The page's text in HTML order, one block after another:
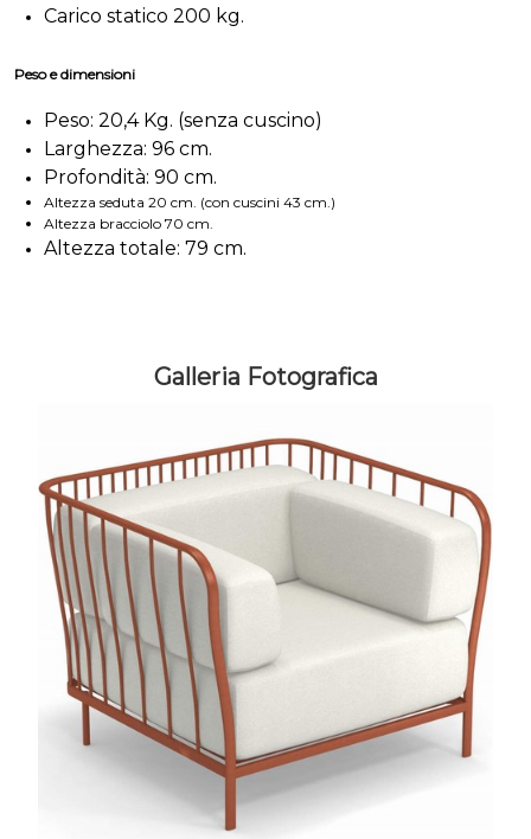
Carico statico 200 kg.
Peso e dimensioni
Peso: 20,4 Kg. (senza cuscino)
Larghezza: 96 cm.
Profondità: 90 cm.
Altezza seduta 20 cm. (con cuscini 43 cm.)
Altezza bracciolo 70 cm.
Altezza totale: 79 cm.
Galleria Fotografica